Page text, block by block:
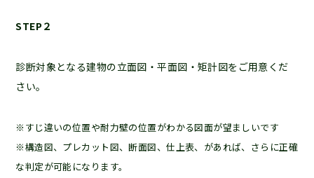
STEP２
診断対象となる建物の立面図・平面図・矩計図をご用意くだ
さい。
※すじ違いの位置や耐力壁の位置がわかる図面が望ましいです
※構造図、プレカット図、断面図、仕上表、があれば、さらに正確
な判定が可能になります。